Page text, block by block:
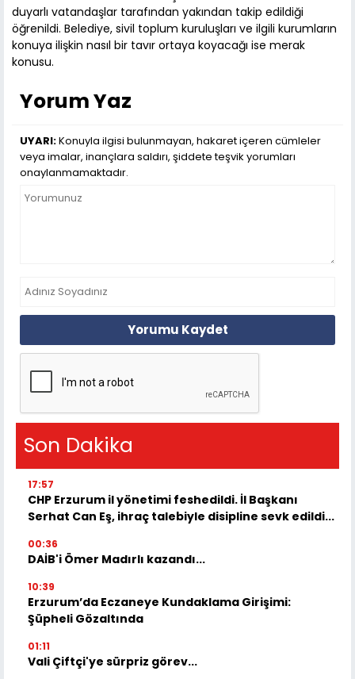
duyarlı vatandaşlar tarafından yakından takip edildiği
öğrenildi. Belediye, sivil toplum kuruluşları ve ilgili kurumların
konuya ilişkin nasıl bir tavır ortaya koyacağı ise merak
konusu.
Yorum Yaz
UYARI:Konuyla ilgisi bulunmayan, hakaret içeren cümleler
veya imalar, inançlara saldırı, şiddete teşvik yorumları
onaylanmamaktadır.
Yorumu Kaydet
Son Dakika
17:57
CHP Erzurum il yönetimi feshedildi. İl Başkanı
Serhat Can Eş, ihraç talebiyle disipline sevk edildi...
00:36
DAİB'i Ömer Madırlı kazandı...
10:39
Erzurum’da Eczaneye Kundaklama Girişimi:
Şüpheli Gözaltında
01:11
Vali Çiftçi'ye sürpriz görev...